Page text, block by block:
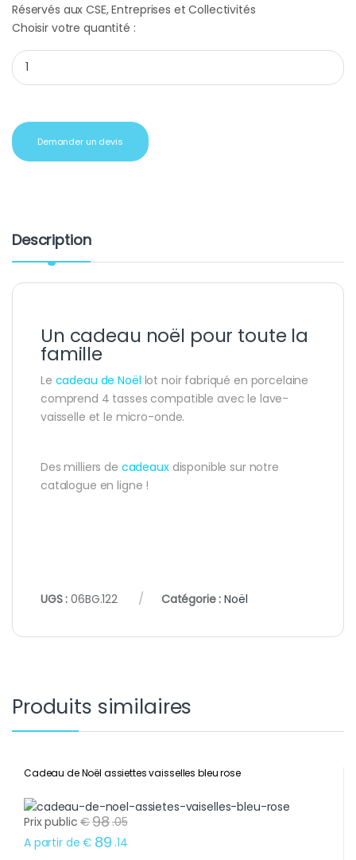
Réservés aux CSE, Entreprises et Collectivités
Choisir votre quantité :
Cadeau de Noël lot noir quantity
Demander un devis
Description
Un cadeau noël pour toute la
famille
Le cadeau de Noël lot noir fabriqué en porcelaine
comprend 4 tasses compatible avec le lave-
vaisselle et le micro-onde.
Des milliers de cadeauxdisponible sur notre
catalogue en ligne !
UGS :06BG.122 Catégorie :Noël
Produits similaires
Cadeau de Noël assiettes vaisselles bleu rose
Prix public €98.05
A partir de € 89 .14